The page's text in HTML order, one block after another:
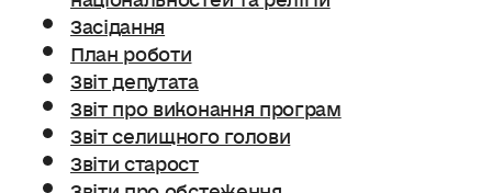
Засідання
План роботи
Звіт депутата
Звіт про виконання програм
Звіт селищного голови
Звіти старост